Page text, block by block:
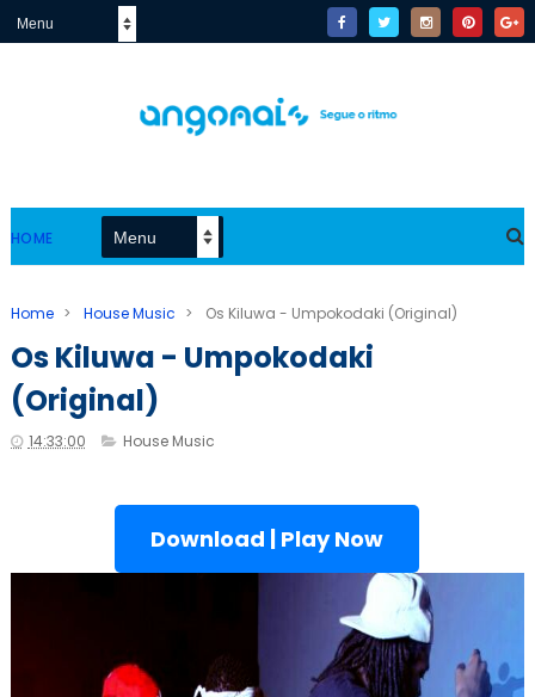
HOME
Home > House Music > Os Kiluwa - Umpokodaki (Original)
Os Kiluwa - Umpokodaki
(Original)
14:33:00 House Music
Download | Play Now